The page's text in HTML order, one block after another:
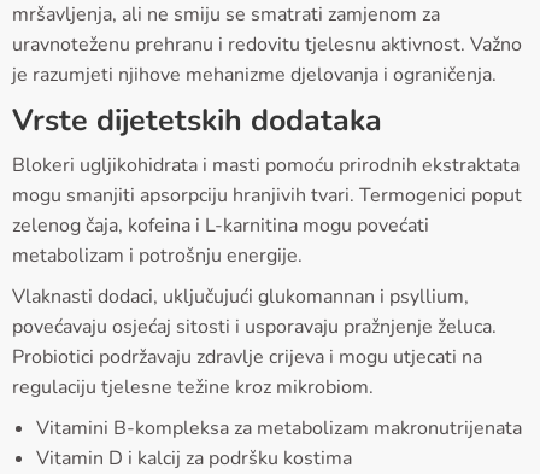
mršavljenja, ali ne smiju se smatrati zamjenom za
uravnoteženu prehranu i redovitu tjelesnu aktivnost. Važno
je razumjeti njihove mehanizme djelovanja i ograničenja.
Vrste dijetetskih dodataka
Blokeri ugljikohidrata i masti pomoću prirodnih ekstraktata
mogu smanjiti apsorpciju hranjivih tvari. Termogenici poput
zelenog čaja, kofeina i L-karnitina mogu povećati
metabolizam i potrošnju energije.
Vlaknasti dodaci, uključujući glukomannan i psyllium,
povećavaju osjećaj sitosti i usporavaju pražnjenje želuca.
Probiotici podržavaju zdravlje crijeva i mogu utjecati na
regulaciju tjelesne težine kroz mikrobiom.
Vitamini B-kompleksa za metabolizam makronutrijenata
Vitamin D i kalcij za podršku kostima